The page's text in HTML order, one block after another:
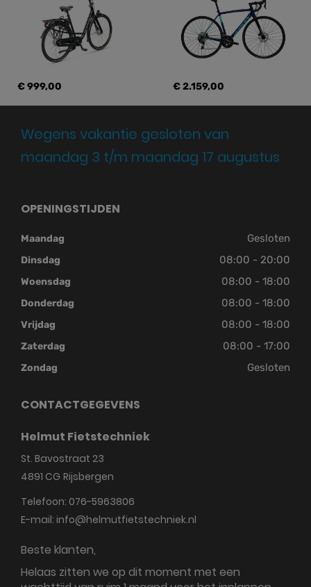
€ 999,00 € 2.159,00
Wegens vakantie gesloten van
maandag 3 t/m maandag 17 augustus
OPENINGSTIJDEN
Maandag Gesloten
Dinsdag 08:00 - 20:00
Woensdag 08:00 - 18:00
Donderdag 08:00 - 18:00
Vrijdag 08:00 - 18:00
Zaterdag 08:00 - 17:00
Zondag Gesloten
CONTACTGEGEVENS
Helmut Fietstechniek
St. Bavostraat 23
4891 CG Rijsbergen
Telefoon: 076-5963806
E-mail: info@helmutfietstechniek.nl
Beste klanten,
Helaas zitten we op dit moment met een